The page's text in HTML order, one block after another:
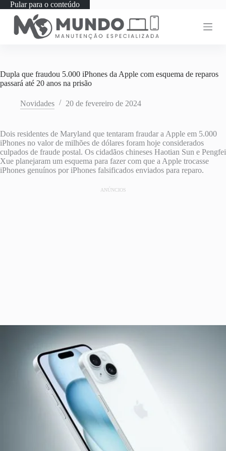
Pular para o conteúdo
Dupla que fraudou 5.000 iPhones da Apple com esquema de reparos
passará até 20 anos na prisão
Novidades 20 de fevereiro de 2024
Dois residentes de Maryland que tentaram fraudar a Apple em 5.000
iPhones no valor de milhões de dólares foram hoje considerados
culpados de fraude postal. Os cidadãos chineses Haotian Sun e Pengfei
Xue planejaram um esquema para fazer com que a Apple trocasse
iPhones genuínos por iPhones falsificados enviados para reparo.
ANÚNCIOS